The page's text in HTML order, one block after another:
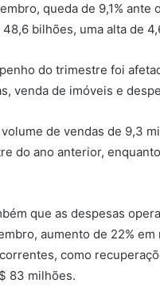
queda de 9,1%
bilhões, uma alta de
do trimestre foi
venda de imóveis e
de vendas de 9,3
do ano anterior,
que as despesas
aumento de 22%
como
83 milhões.